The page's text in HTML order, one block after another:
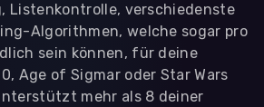
Listenkontrolle, verschiedenste
Algorithmen, welche sogar pro
sein können, für deine
Age of Sigmar oder Star Wars
mehr als 8 deiner